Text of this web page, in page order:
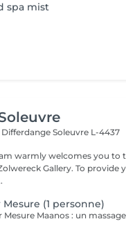
spa mist
DifferdangeSoleuvre L-4437
warmly welcomes you to
Gallery. To provide
Mesure (1 personne)